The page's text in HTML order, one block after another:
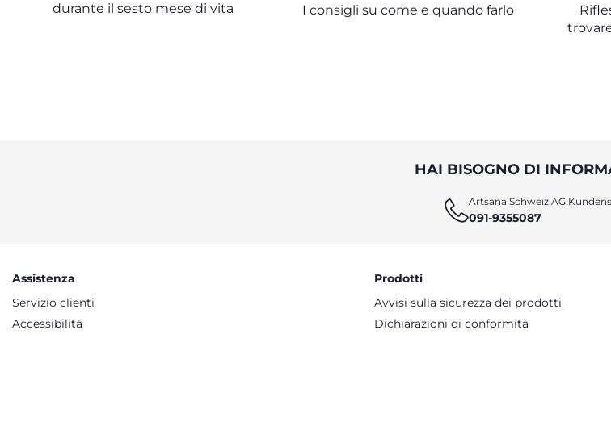
durante il sesto mese di vita
I consigli su come e quando farlo
HAI BISOGNO DI
Artsana Schweiz AG
091-9355087
Assistenza
Servizio clienti
Accessibilità
Prodotti
Avvisi sulla sicurezza dei prodotti
Dichiarazioni di conformità